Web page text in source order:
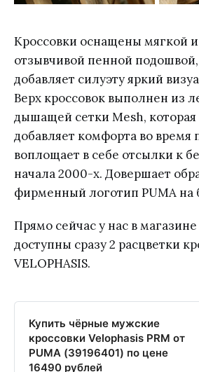
Кроссовки оснащены мягкой
отзывчивой пенной подошвой,
добавляет силуэту яркий
Верх кроссовок выполнен из
дышащей сетки Mesh, которая
добавляет комфорта во время
воплощает в себе отсылки к
начала 2000-х. Довершает
фирменный логотип PUMA на
Прямо сейчас у нас в
доступны сразу 2 расцветки
VELOPHASIS.
Купить чёрные мужские
кроссовки Velophasis PRM от
PUMA (39196401) по цене
16490 рублей